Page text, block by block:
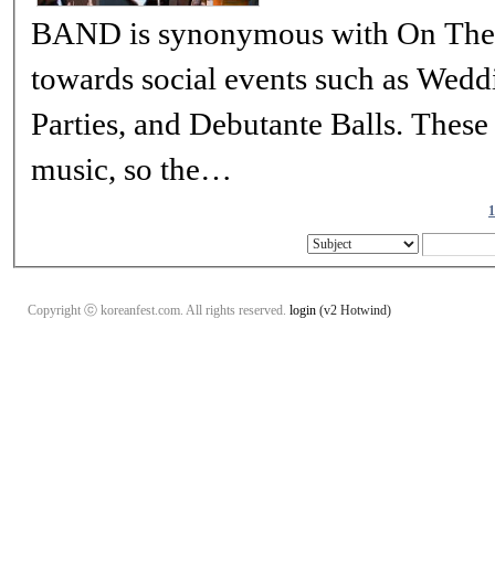
BAND is synonymous with On The Air Orchestra, only geared more
towards social events such as Weddings, Charity Functions,
Parties, and Debutante Balls. These audiences require a wider variety of
music, so the…
1
Copyright ⓒ koreanfest.com. All rights reserved. login (v2 Hotwind)